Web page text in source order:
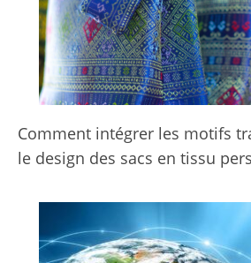
Comment intégrer les motifs
le design des sacs en tissu